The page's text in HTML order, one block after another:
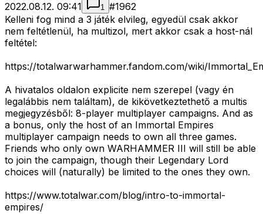
2022.08.12. 09:41
1 #1962
Kelleni fog mind a 3 játék elvileg, egyedül csak akkor
nem feltétlenül, ha multizol, mert akkor csak a host-nál
feltétel:
https://totalwarwarhammer.fandom.com/wiki/
A hivatalos oldalon explicite nem szerepel (vagy én
legalábbis nem találtam), de kikövetkeztethető a multis
megjegyzésből: 8-player multiplayer campaigns. And as
a bonus, only the host of an Immortal Empires
multiplayer campaign needs to own all three games.
Friends who only own WARHAMMER III will still be able
to join the campaign, though their Legendary Lord
choices will (naturally) be limited to the ones they own.
https://www.totalwar.com/blog/intro-to-immortal-
empires/